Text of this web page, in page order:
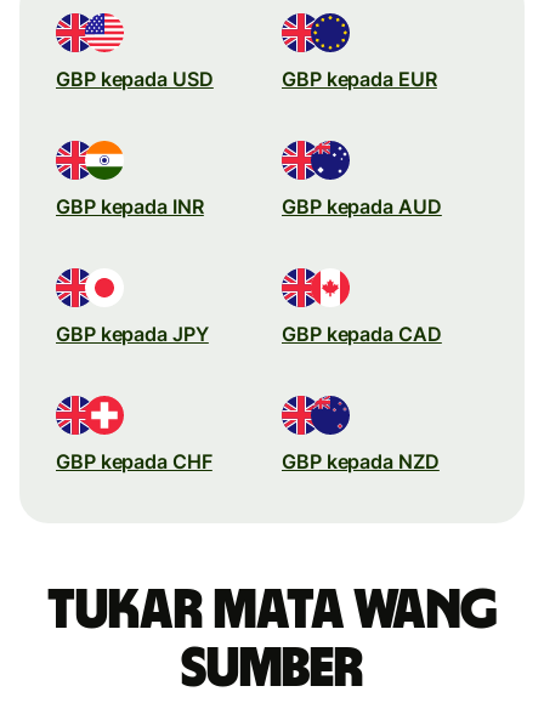
GBP kepada USD GBP kepada EUR
GBP kepada INR GBP kepada AUD
GBP kepada JPY GBP kepada CAD
GBP kepada CHF GBP kepada NZD
Tukar mata wang
sumber